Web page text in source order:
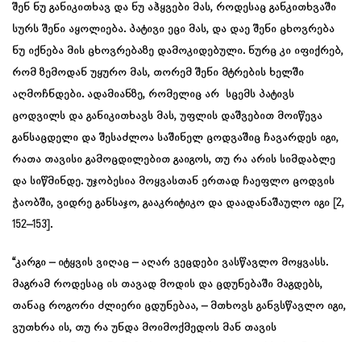
შენ ნუ განიკითხავ და ნუ აჰყვები მას, როდესაც განკითხვაში
სურს შენი აყოლიება. პატივი ეცი მას, და დაე შენი ცხოვრება
ნუ იქნება მის ცხოვრებაზე დამოკიდებული. ნურც კი იფიქრებ,
რომ ზემოდან უყურო მას, თორემ შენი მტრების ხელში
აღმოჩნდები. ადამიანზე, რომელიც არ სცემს პატივს
ცოდვილს და განიკითხავს მას, უფლის დაშვებით მოიწევა
განსაცდელი და შესაძლოა საშინელ ცოდვაშიც ჩავარდეს იგი,
რათა თავისი გამოცდილებით გაიგოს, თუ რა არის სიმდაბლე
და სიწმინდე. უჯობესია მოყვასთან ერთად ჩაეფლო ცოდვის
ჭაობში, ვიდრე განსაჯო, გააკრიტიკო და დაადანაშაულო იგი [2,
152–153].
“კარგი – იტყვის ვიღაც – აღარ ვეცდები ვასწავლო მოყვასს.
მაგრამ როდესაც ის თავად მოდის და ცდუნებაში მაგდებს,
თანაც როგორი ძლიერი ცდუნებაა, – მთხოვს განვსწავლო იგი,
ვუთხრა ის, თუ რა უნდა მოიმოქმედოს მან თავის